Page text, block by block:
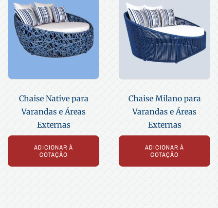
Chaise Native para
Varandas e Áreas
Externas
ADICIONAR À
COTAÇÃO
Chaise Milano para
Varandas e Áreas
Externas
ADICIONAR À
COTAÇÃO